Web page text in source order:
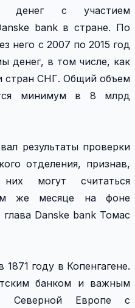
денег с участием
bank в стране. По
него с 2007 по 2015 год
денег, в том числе, как
стран СНГ. Общий объем
минимум в 8 млрд
результаты проверки
отделения, признав,
могут считаться
же месяце на фоне
Danske bank Томас
году в Копенгагене.
банком и важным
Северной Европе с